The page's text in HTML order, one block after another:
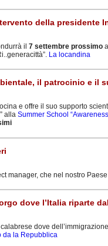
della presidente
il 7 settembre prossimo
La locandina
il patrocinio e il
e offre il suo supporto
alla Summer School
manager, che nel nostro
dove l’Italia riparte
dove
da la Repubblica